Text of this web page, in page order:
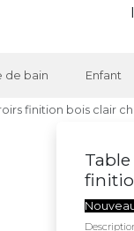
de bain Enfant
finition bois clair